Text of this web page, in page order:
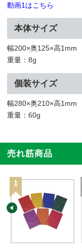
動画1はこちら
本体サイズ
幅200×奥125×高1mm
重量：8g
個装サイズ
幅280×奥210×高1mm
重量：60g
売れ筋商品